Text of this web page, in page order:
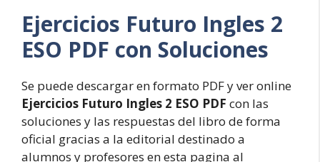
Ejercicios Futuro Ingles 2
ESO PDF con Soluciones
Se puede descargar en formato PDF y ver online
Ejercicios Futuro Ingles 2 ESO PDF con las
soluciones y las respuestas del libro de forma
oficial gracias a la editorial destinado a
alumnos y profesores en esta pagina al